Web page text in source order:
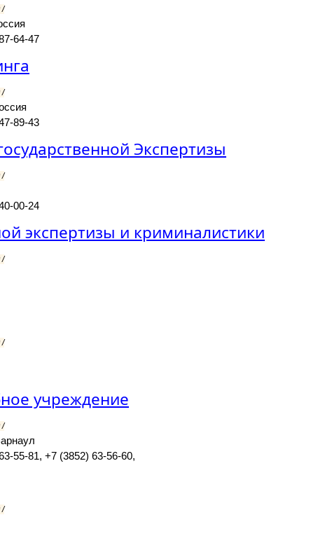
/
64-47
/
89-43
Экспертизы
/
00-24
экспертизы и криминалистики
/
/
учреждение
/
55-81, +7 (3852) 63-56-60,
/